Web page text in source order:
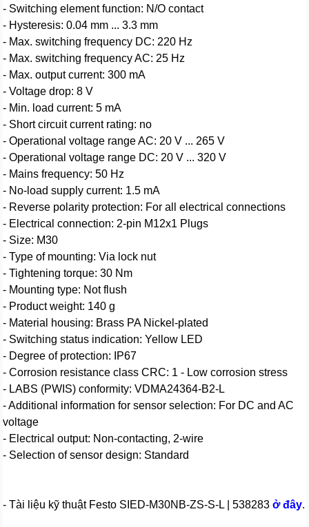
- Switching element function: N/O contact
- Hysteresis: 0.04 mm ... 3.3 mm
- Max. switching frequency DC: 220 Hz
- Max. switching frequency AC: 25 Hz
- Max. output current: 300 mA
- Voltage drop: 8 V
- Min. load current: 5 mA
- Short circuit current rating: no
- Operational voltage range AC: 20 V ... 265 V
- Operational voltage range DC: 20 V ... 320 V
- Mains frequency: 50 Hz
- No-load supply current: 1.5 mA
- Reverse polarity protection: For all electrical connections
- Electrical connection: 2-pin M12x1 Plugs
- Size: M30
- Type of mounting: Via lock nut
- Tightening torque: 30 Nm
- Mounting type: Not flush
- Product weight: 140 g
- Material housing: Brass PA Nickel-plated
- Switching status indication: Yellow LED
- Degree of protection: IP67
- Corrosion resistance class CRC: 1 - Low corrosion stress
- LABS (PWIS) conformity: VDMA24364-B2-L
- Additional information for sensor selection: For DC and AC
voltage
- Electrical output: Non-contacting, 2-wire
- Selection of sensor design: Standard
- Tài liệu kỹ thuật Festo SIED-M30NB-ZS-S-L | 538283ở đây.